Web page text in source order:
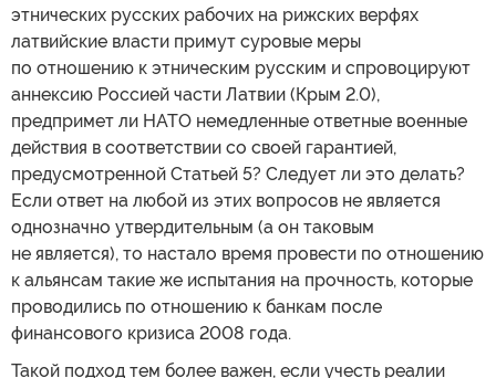
этнических русских рабочих на рижских верфях
латвийские власти примут суровые меры
по отношению к этническим русским и спровоцируют
аннексию Россией части Латвии (Крым 2.0),
предпримет ли НАТО немедленные ответные военные
действия в соответствии со своей гарантией,
предусмотренной Статьей 5? Следует ли это делать?
Если ответ на любой из этих вопросов не является
однозначно утвердительным (а он таковым
не является), то настало время провести по отношению
к альянсам такие же испытания на прочность, которые
проводились по отношению к банкам после
финансового кризиса 2008 года.
Такой подход тем более важен, если учесть реалии